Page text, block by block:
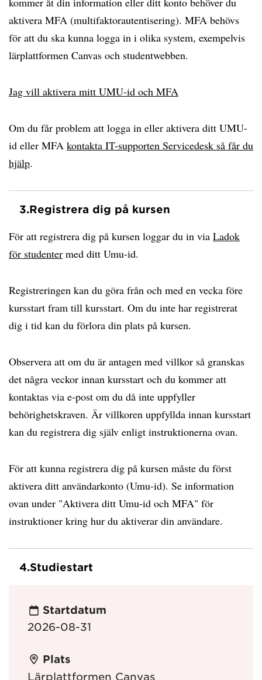
aktivera MFA (multifaktorautentisering). MFA behövs
för att du ska kunna logga in i olika system, exempelvis
lärplattformen Canvas och studentwebben.
Jag vill aktivera mitt UMU-id och MFA
Om du får problem att logga in eller aktivera ditt UMU-
id eller MFA kontakta IT-supporten Servicedesk så får du
hjälp.
3.Registrera dig på kursen
För att registrera dig på kursen loggar du in via Ladok
för studenter med ditt Umu-id.
Registreringen kan du göra från och med en vecka före
kursstart fram till kursstart. Om du inte har registrerat
dig i tid kan du förlora din plats på kursen.
Observera att om du är antagen med villkor så granskas
det några veckor innan kursstart och du kommer att
kontaktas via e-post om du då inte uppfyller
behörighetskraven. Är villkoren uppfyllda innan kursstart
kan du registrera dig själv enligt instruktionerna ovan.
För att kunna registrera dig på kursen måste du först
aktivera ditt användarkonto (Umu-id). Se information
ovan under "Aktivera ditt Umu-id och MFA" för
instruktioner kring hur du aktiverar din användare.
4.Studiestart
Startdatum
2026-08-31
Plats
Lärplattformen Canvas